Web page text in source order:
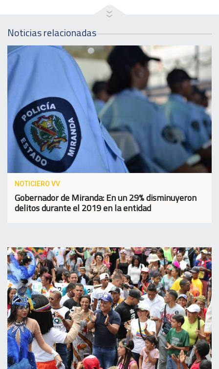
Noticias relacionadas
NOTICIERO VV
Gobernador de Miranda: En un 29% disminuyeron
delitos durante el 2019 en la entidad